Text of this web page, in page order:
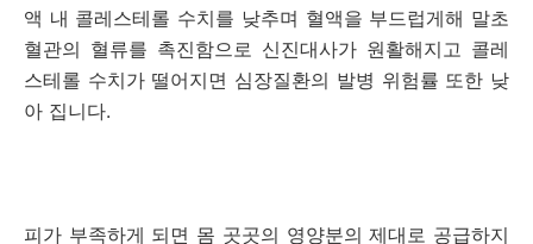
액 내 콜레스테롤 수치를 낮추며 혈액을 부드럽게해 말초
혈관의 혈류를 촉진함으로 신진대사가 원활해지고 콜레
스테롤 수치가 떨어지면 심장질환의 발병 위험률 또한 낮
아 집니다.
피가 부족하게 되면 몸 곳곳의 영양분의 제대로 공급하지